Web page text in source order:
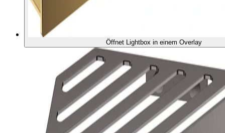
Öffnet Lightbox in einem Overlay